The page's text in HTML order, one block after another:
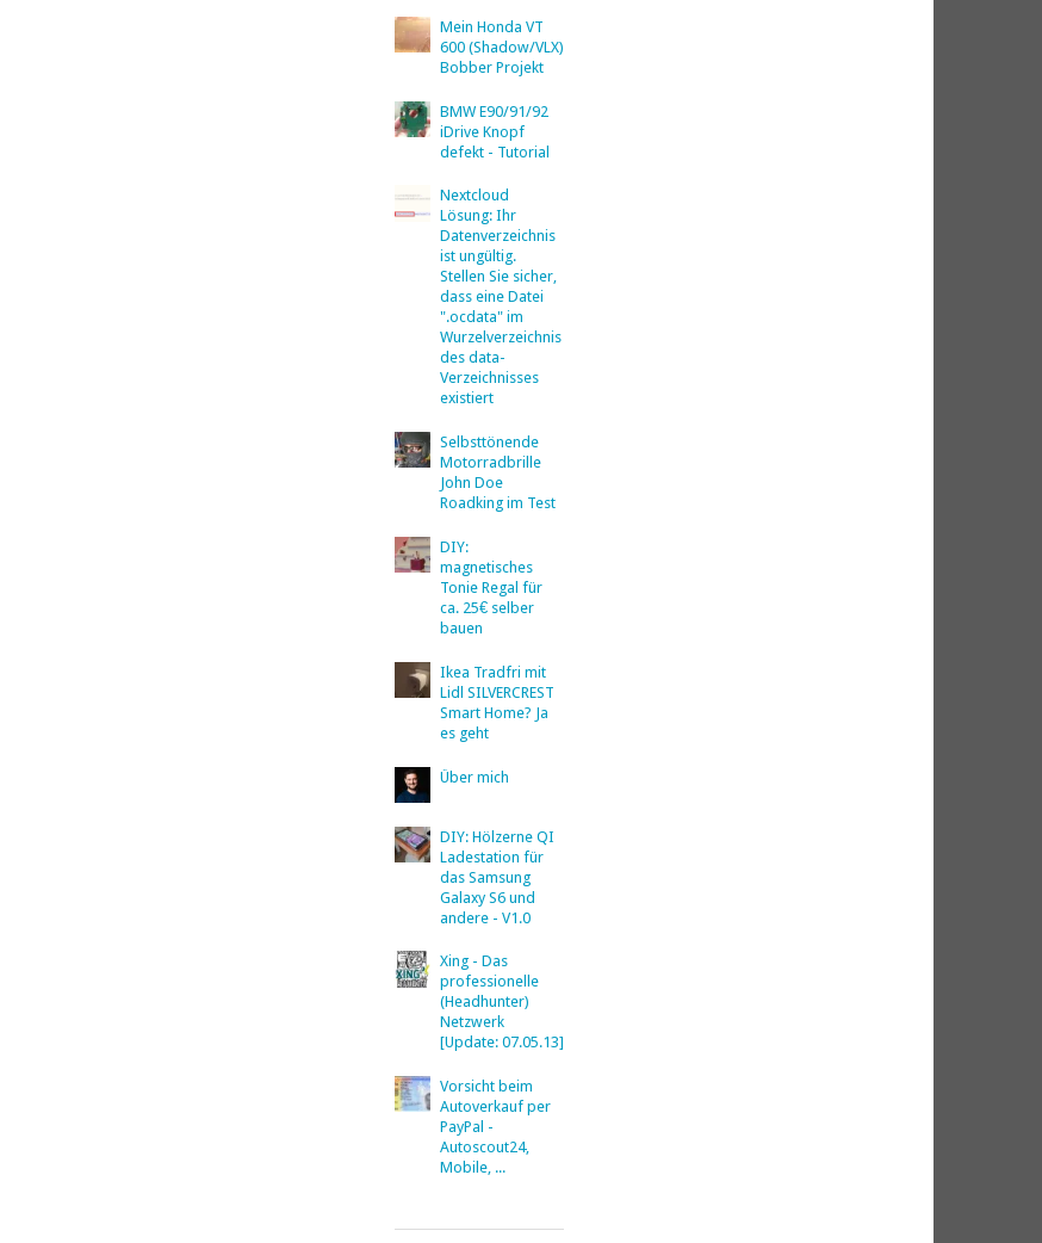
Mein Honda VT
600 (Shadow/VLX)
Bobber Projekt
BMW E90/91/92
iDrive Knopf
defekt - Tutorial
Nextcloud
Lösung: Ihr
Datenverzeichnis
ist ungültig.
Stellen Sie sicher,
dass eine Datei
".ocdata" im
Wurzelverzeichnis
des data-
Verzeichnisses
existiert
Selbsttönende
Motorradbrille
John Doe
Roadking im Test
DIY:
magnetisches
Tonie Regal für
ca. 25€ selber
bauen
Ikea Tradfri mit
Lidl SILVERCREST
Smart Home? Ja
es geht
Über mich
DIY: Hölzerne QI
Ladestation für
das Samsung
Galaxy S6 und
andere - V1.0
Xing - Das
professionelle
(Headhunter)
Netzwerk
[Update: 07.05.13]
Vorsicht beim
Autoverkauf per
PayPal -
Autoscout24,
Mobile, ...